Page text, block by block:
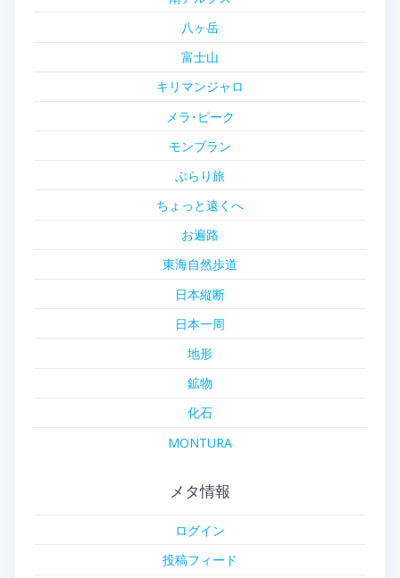
八ヶ岳
富士山
キリマンジャロ
メラ･ピーク
モンブラン
ぶらり旅
ちょっと遠くへ
お遍路
東海自然歩道
日本縦断
日本一周
地形
鉱物
化石
MONTURA
メタ情報
ログイン
投稿フィード